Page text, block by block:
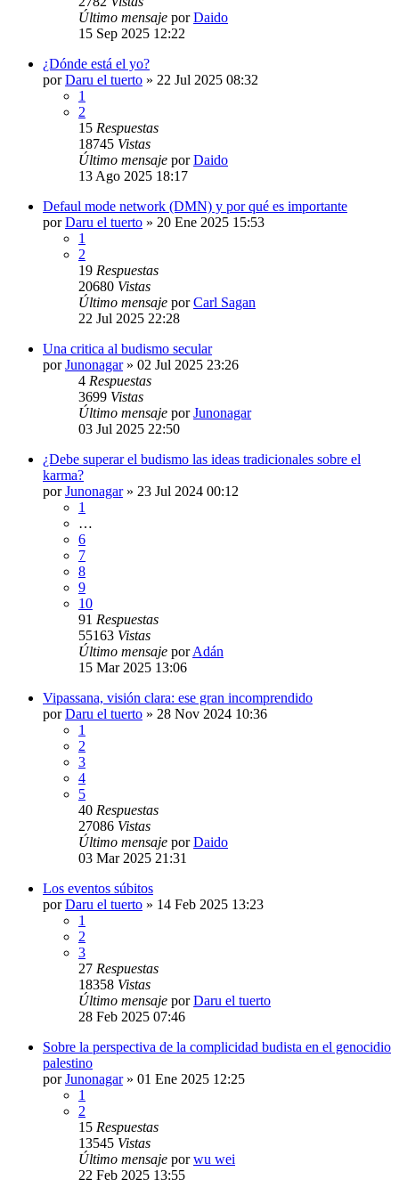
Último mensaje porDaido
15 Sep 2025 12:22
¿Dónde está el yo?
porDaru el tuerto » 22 Jul 2025 08:32
1
2
15 Respuestas
18745 Vistas
Último mensaje porDaido
13 Ago 2025 18:17
Defaul mode network (DMN) y por qué es importante
porDaru el tuerto » 20 Ene 2025 15:53
1
2
19 Respuestas
20680 Vistas
Último mensaje porCarl Sagan
22 Jul 2025 22:28
Una critica al budismo secular
porJunonagar» 02 Jul 2025 23:26
4 Respuestas
3699 Vistas
Último mensaje porJunonagar
03 Jul 2025 22:50
¿Debe superar el budismo las ideas tradicionales sobre el
karma?
porJunonagar» 23 Jul 2024 00:12
1
…
6
7
8
9
10
91 Respuestas
55163 Vistas
Último mensaje porAdán
15 Mar 2025 13:06
Vipassana, visión clara: ese gran incomprendido
porDaru el tuerto » 28 Nov 2024 10:36
1
2
3
4
5
40 Respuestas
27086 Vistas
Último mensaje porDaido
03 Mar 2025 21:31
Los eventos súbitos
porDaru el tuerto » 14 Feb 2025 13:23
1
2
3
27 Respuestas
18358 Vistas
Último mensaje porDaru el tuerto
28 Feb 2025 07:46
Sobre la perspectiva de la complicidad budista en el genocidio
palestino
porJunonagar» 01 Ene 2025 12:25
1
2
15 Respuestas
13545 Vistas
Último mensaje porwu wei
22 Feb 2025 13:55